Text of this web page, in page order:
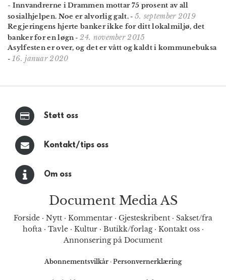
- Innvandrerne i Drammen mottar 75 prosent av all
sosialhjelpen. Noe er alvorlig galt.- 5. september 2019
Regjeringens hjerte banker ikke for ditt lokalmiljø, det
banker for en løgn-24. november 2015
Asylfesten er over, og det er vått og kaldt i kommunebuksa
- 16. januar 2020
Støtt oss
Kontakt/tips oss
Om oss
Document Media AS
Forside · Nytt · Kommentar · Gjesteskribent · Sakset/fra
hofta · Tavle· Kultur· Butikk/forlag· Kontakt oss·
Annonsering på Document
Abonnementsvilkår · Personvernerklæring